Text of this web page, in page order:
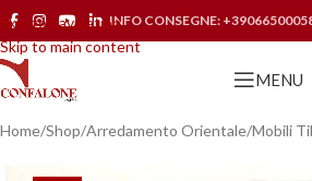
Skip to navigation
Skip to main content
INFO CONSEGNE:
MENU
Home/Shop/Arredamento Orientale/Mobili